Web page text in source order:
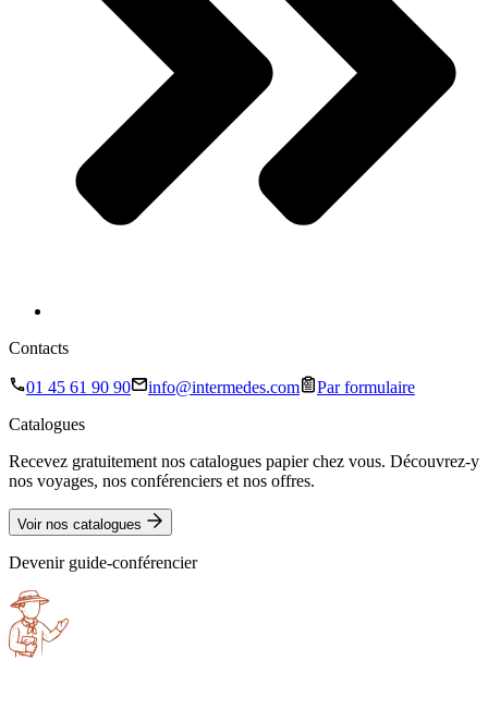
Contacts
01 45 61 90 90 info@intermedes.com
Par formulaire
Catalogues
Recevez gratuitement nos catalogues papier chez vous. Découvrez-y
nos voyages, nos conférenciers et nos offres.
Voir nos catalogues
Devenir guide-conférencier